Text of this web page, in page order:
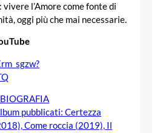
l’Amore come fonte di
oggi più che mai necessarie.
pubblicati: Certezza
Come roccia (2019), Il